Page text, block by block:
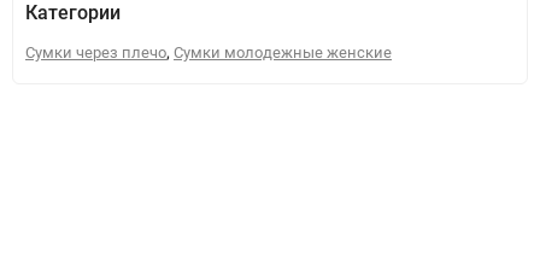
Категории
Сумки через плечо, Сумки молодежные женские